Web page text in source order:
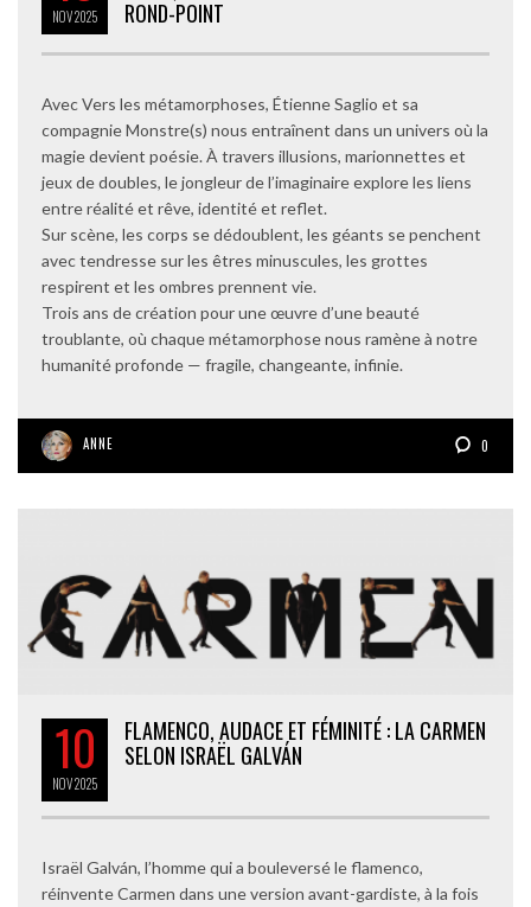
NOV2025
ROND-POINT
Avec Vers les métamorphoses, Étienne Saglio et sa
compagnie Monstre(s) nous entraînent dans un univers où la
magie devient poésie. À travers illusions, marionnettes et
jeux de doubles, le jongleur de l’imaginaire explore les liens
entre réalité et rêve, identité et reflet.
Sur scène, les corps se dédoublent, les géants se penchent
avec tendresse sur les êtres minuscules, les grottes
respirent et les ombres prennent vie.
Trois ans de création pour une œuvre d’une beauté
troublante, où chaque métamorphose nous ramène à notre
humanité profonde — fragile, changeante, infinie.
ANNE 0
10
NOV2025
FLAMENCO, AUDACE ET FÉMINITÉ : LA CARMEN
SELON ISRAËL GALVÁN
Israël Galván, l’homme qui a bouleversé le flamenco,
réinvente Carmen dans une version avant-gardiste, à la fois